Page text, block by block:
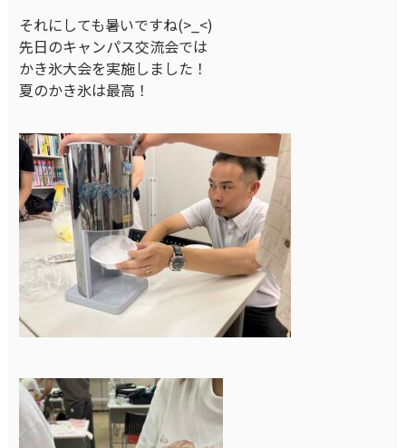
それにしても暑いですね(>_<)
先日のキャンパス交流会では
かき氷大会を実施しました！
夏のかき氷は最高！